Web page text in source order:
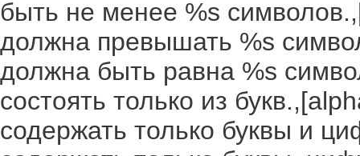
быть не менее %s
должна превышать %s
должна быть равна %s
состоять только из
содержать только буквы и